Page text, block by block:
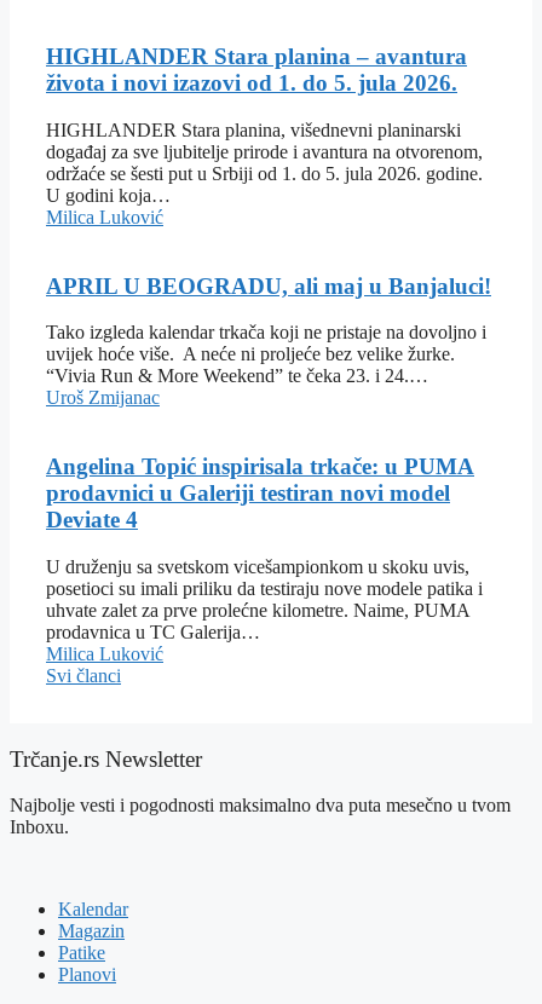
HIGHLANDER Stara planina – avantura
života i novi izazovi od 1. do 5. jula 2026.
HIGHLANDER Stara planina, višednevni planinarski
događaj za sve ljubitelje prirode i avantura na otvorenom,
održaće se šesti put u Srbiji od 1. do 5. jula 2026. godine.
U godini koja…
Milica Luković
APRIL U BEOGRADU, ali maj u Banjaluci!
Tako izgleda kalendar trkača koji ne pristaje na dovoljno i
uvijek hoće više. A neće ni proljeće bez velike žurke.
“Vivia Run & More Weekend” te čeka 23. i 24.…
Uroš Zmijanac
Angelina Topić inspirisala trkače: u PUMA
prodavnici u Galeriji testiran novi model
Deviate 4
U druženju sa svetskom vicešampionkom u skoku uvis,
posetioci su imali priliku da testiraju nove modele patika i
uhvate zalet za prve prolećne kilometre. Naime, PUMA
prodavnica u TC Galerija…
Milica Luković
Svi članci
Trčanje.rs Newsletter
Najbolje vesti i pogodnosti maksimalno dva puta mesečno u tvom
Inboxu.
Kalendar
Magazin
Patike
Planovi